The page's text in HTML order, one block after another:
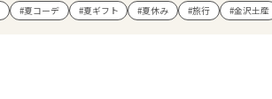
#夏コーデ #夏ギフト #夏休み #旅行 #金沢土産